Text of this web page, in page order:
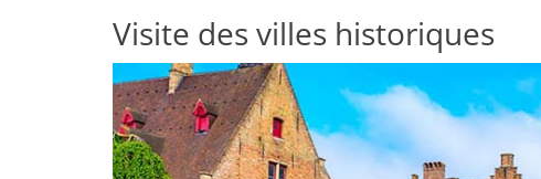
Visite des villes historiques